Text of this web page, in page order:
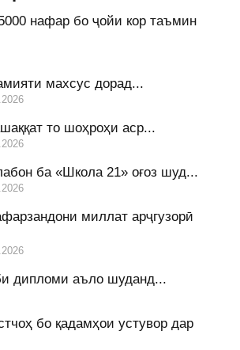
нафар бо ҷойи кор таъмин
махсус дорад...
то шоҳроҳи аср...
ба «Школа 21» оғоз шуд...
миллат арҷгузорӣ
дипломи аъло шуданд...
бо қадамҳои устувор дар